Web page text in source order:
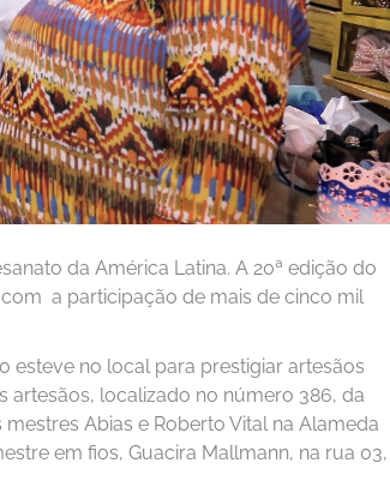
da América Latina. A 20ª edição do
a participação de mais de cinco mil
esteve no local para prestigiar artesãos
artesãos, localizado no número 386, da
Abias e Roberto Vital na Alameda
em fios, Guacira Mallmann, na rua 03,